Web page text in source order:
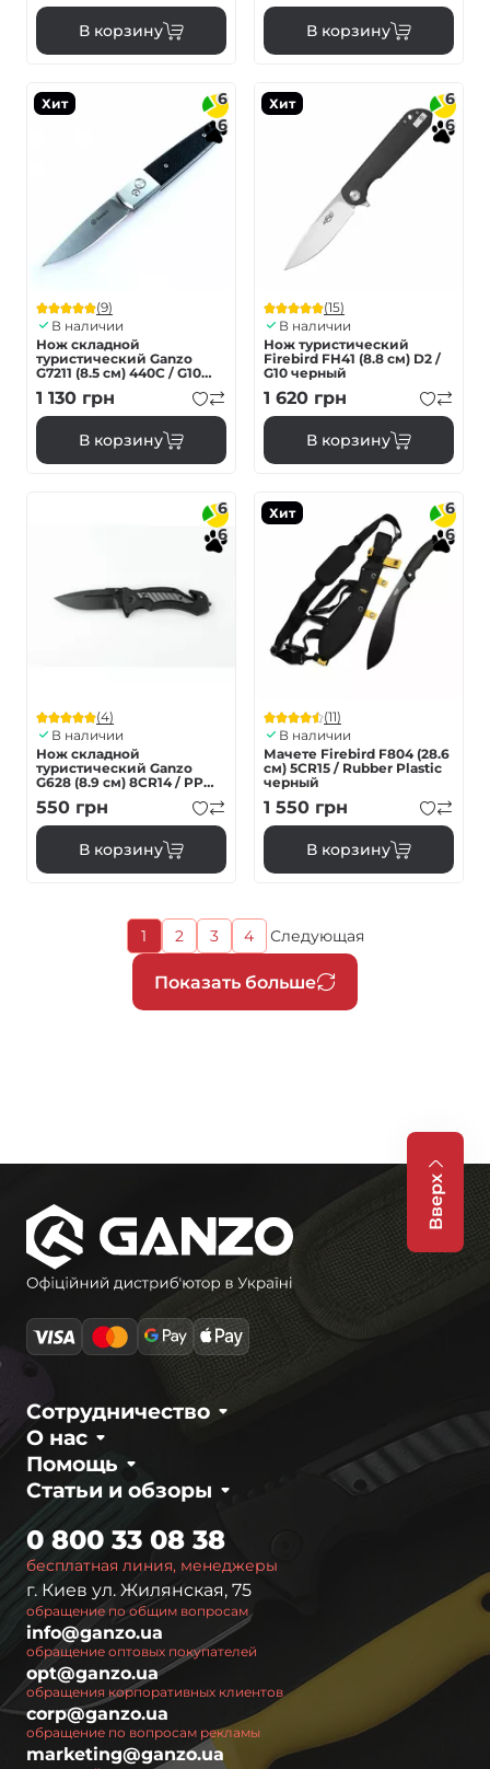
В корзину В корзину
Хит
6
6
(9)
В наличии
Нож складной
туристический Ganzo
G7211 (8.5 см) 440C / G10
черный
1 130 грн
В корзину
Хит
6
6
(15)
В наличии
Нож туристический
Firebird FH41 (8.8 см) D2 /
G10 черный
1 620 грн
В корзину
6
6
(4)
В наличии
Нож складной
туристический Ganzo
G628 (8.9 см) 8CR14 / PP
алюминий серый
550 грн
В корзину
Хит
6
6
(11)
В наличии
Мачете Firebird F804 (28.6
см) 5CR15 / Rubber Plastic
черный
1 550 грн
В корзину
Нумерация
страниц
Показать больше
Текущая
страница
1
Страница
2
Страница
3
Страница
4
Следующая
страница
Следующая
Вверх
О нас
Сотрудничество
Статьи и обзоры
Помощь
бесплатная линия, менеджеры
0 800 33 08 38
г. Киев ул. Жилянская, 75
обращение по общим вопросам
info@ganzo.ua
обращение оптовых покупателей
opt@ganzo.ua
обращения корпоративных клиентов
corp@ganzo.ua
обращение по вопросам рекламы
marketing@ganzo.ua